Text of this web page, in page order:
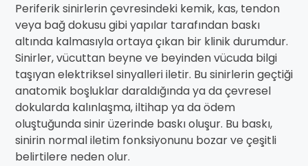
Periferik sinirlerin çevresindeki kemik, kas, tendon
veya bağ dokusu gibi yapılar tarafından baskı
altında kalmasıyla ortaya çıkan bir klinik durumdur.
Sinirler, vücuttan beyne ve beyinden vücuda bilgi
taşıyan elektriksel sinyalleri iletir. Bu sinirlerin geçtiği
anatomik boşluklar daraldığında ya da çevresel
dokularda kalınlaşma, iltihap ya da ödem
oluştuğunda sinir üzerinde baskı oluşur. Bu baskı,
sinirin normal iletim fonksiyonunu bozar ve çeşitli
belirtilere neden olur.